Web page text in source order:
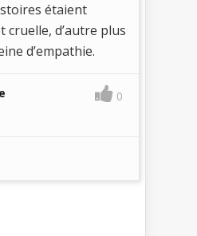
étaient
cruelle, d’autre plus
d’empathie.
0